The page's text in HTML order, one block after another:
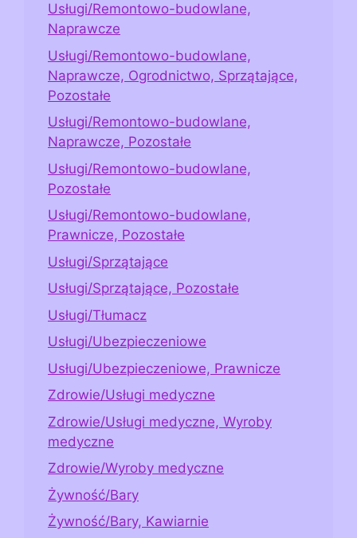
Usługi/Remontowo-budowlane,
Naprawcze
Usługi/Remontowo-budowlane,
Naprawcze, Ogrodnictwo, Sprzątające,
Pozostałe
Usługi/Remontowo-budowlane,
Naprawcze, Pozostałe
Usługi/Remontowo-budowlane,
Pozostałe
Usługi/Remontowo-budowlane,
Prawnicze, Pozostałe
Usługi/Sprzątające
Usługi/Sprzątające, Pozostałe
Usługi/Tłumacz
Usługi/Ubezpieczeniowe
Usługi/Ubezpieczeniowe, Prawnicze
Zdrowie/Usługi medyczne
Zdrowie/Usługi medyczne, Wyroby
medyczne
Zdrowie/Wyroby medyczne
Żywność/Bary
Żywność/Bary, Kawiarnie